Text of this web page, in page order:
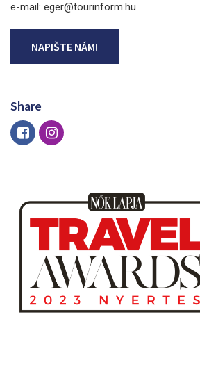
e-mail: eger@tourinform.hu
NAPIŠTE NÁM!
Share